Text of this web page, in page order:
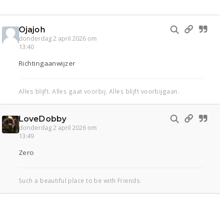
Ojajoh
donderdag 2 april 2026 om
13:40
Richtingaanwijzer
Alles blijft. Alles gaat voorbij. Alles blijft voorbijgaan.
LoveDobby
donderdag 2 april 2026 om
13:49
Zero
Such a beautiful place to be with Friends.